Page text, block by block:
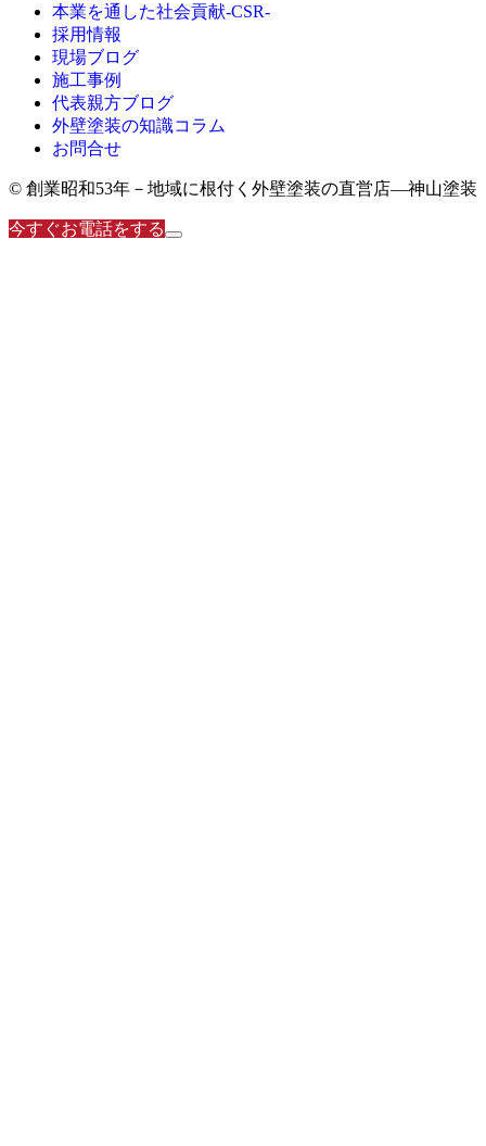
本業を通した社会貢献-CSR-
採用情報
現場ブログ
施工事例
代表親方ブログ
外壁塗装の知識コラム
お問合せ
© 創業昭和53年－地域に根付く外壁塗装の直営店―神山塗装
今すぐお電話をする